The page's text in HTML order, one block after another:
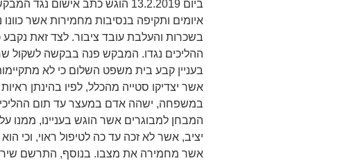
ביום 13.2.2019 הוגש כתב אישום
איומים ותקיפה בנסיבות מחמירות אשר כוונו
בשכרות והעלבת עובד ציבור. לצד זאת
ההליכים נגדו. המבקש פנה בבקשה לשקול
בעניין קבע בית משפט השלום כי לא
אשר יצדיקו סטייה מהכלל, לפיו בהינתן
במשפחה, ישהה אדם במעצר עד תום
המבחן למבוגרים אשר הוגש בעניינו, ממנו
יציב, אשר לא זכה עד כה לטיפול ראוי, וכי
אשר מחמירה את מצבו. בנוסף, התרשם